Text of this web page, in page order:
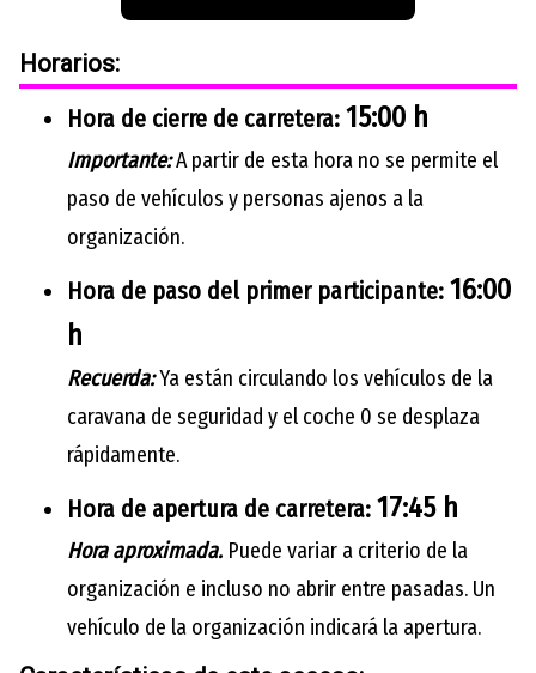
Horarios:
Hora de cierre de carretera: 15:00 h
Importante:A partir de esta hora no se permite el
paso de vehículos y personas ajenos a la
organización.
Hora de paso del primer participante: 16:00
h
Recuerda:Ya están circulando los vehículos de la
caravana de seguridad y el coche 0 se desplaza
rápidamente.
Hora de apertura de carretera: 17:45 h
Hora aproximada. Puede variar a criterio de la
organización e incluso no abrir entre pasadas. Un
vehículo de la organización indicará la apertura.